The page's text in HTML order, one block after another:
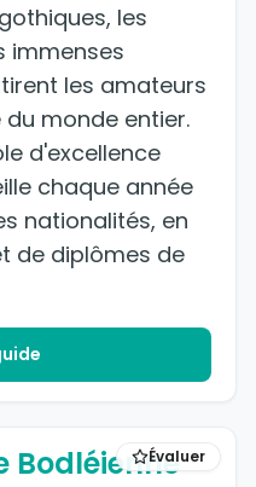
les
immenses
les amateurs
du monde entier.
d'excellence
chaque année
nationalités, en
de diplômes de
Évaluer
Bodléienne